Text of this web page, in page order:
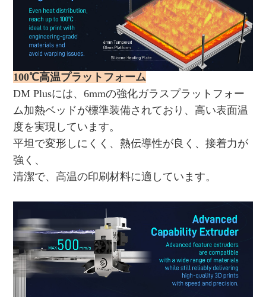
100℃高温プラットフォーム
DM Plusには、6mmの強化ガラスプラットフォー
ム加熱ベッドが標準装備されており、高い表面温
度を実現しています。
平坦で変形しにくく、熱伝導性が良く、接着力が
強く、
清潔で、高温の印刷材料に適しています。